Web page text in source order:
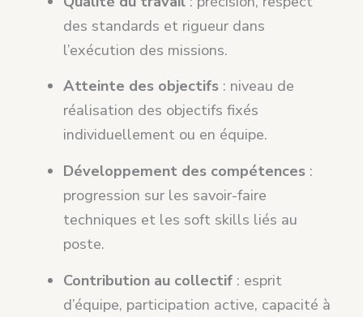
des standards et rigueur dans
l’exécution des missions.
Atteinte des objectifs : niveau de
réalisation des objectifs fixés
individuellement ou en équipe.
Développement des compétences :
progression sur les savoir-faire
techniques et les soft skills liés au
poste.
Contribution au collectif : esprit
d’équipe, participation active, capacité à